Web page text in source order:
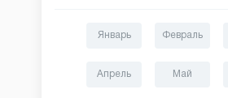
Январь Февраль
Апрель Май